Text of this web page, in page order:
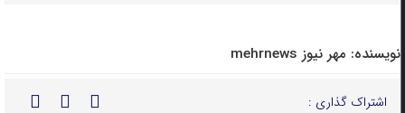
نویسنده: مهر نیوز mehrnews
اشتراک گذاری :